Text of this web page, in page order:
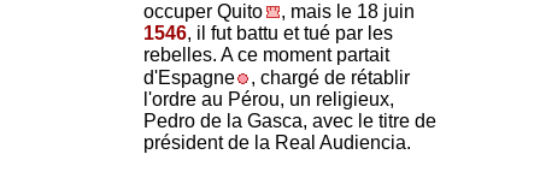
occuper Quito
, mais le 18 juin
1546, il fut battu et tué par les
rebelles. A ce moment partait
d'Espagne
, chargé de rétablir
l'ordre au Pérou, un religieux,
Pedro de la Gasca, avec le titre de
président de la Real Audiencia.